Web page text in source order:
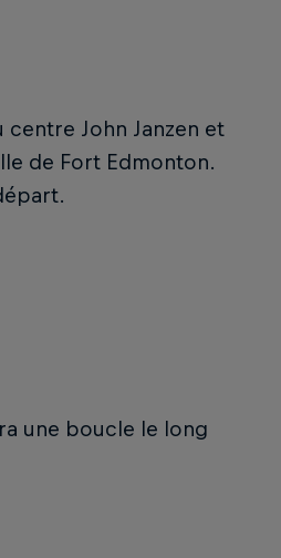
centre John Janzen et
de Fort Edmonton.
une boucle le long